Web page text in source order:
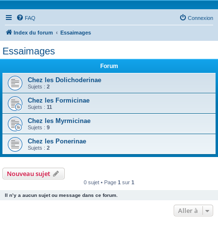
FAQ Connexion
Index du forum Essaimages
Essaimages
Forum
Chez les Dolichoderinae
Sujets : 2
Chez les Formicinae
Sujets : 11
Chez les Myrmicinae
Sujets : 9
Chez les Ponerinae
Sujets : 2
Nouveau sujet
0 sujet • Page 1 sur 1
Il n’y a aucun sujet ou message dans ce forum.
Aller à